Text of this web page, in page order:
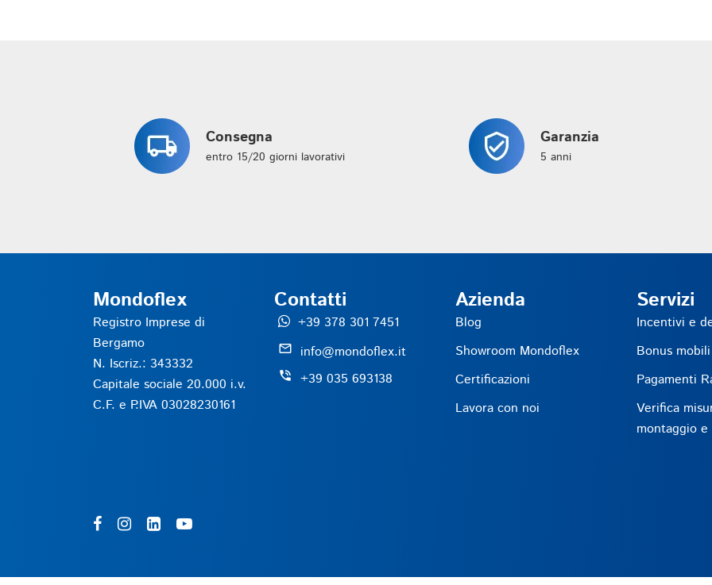
Consegna
entro 15/20 giorni lavorativi
Garanzia
5 anni
Mondoflex
Registro Imprese di
Bergamo
N. Iscriz.: 343332
Capitale sociale 20.000 i.v.
C.F. e P.IVA 03028230161
Contatti
+39 378 301 7451
mail_outline info@mondoflex.it
phone_in_talk +39 035 693138
Azienda
Blog
Showroom Mondoflex
Certificazioni
Lavora con noi
Servizi
Incentivi e
Bonus mobili
Pagamenti
Verifica
montaggio